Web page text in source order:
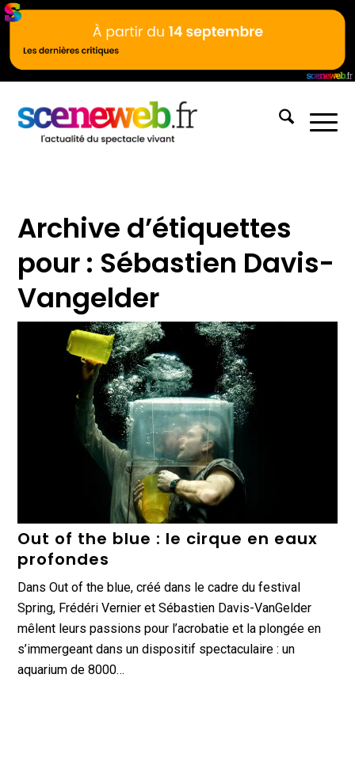
Archive d’étiquettes
pour : Sébastien Davis-
Vangelder
Out of the blue : le cirque en eaux
profondes
Dans Out of the blue, créé dans le cadre du festival
Spring, Frédéri Vernier et Sébastien Davis-VanGelder
mêlent leurs passions pour l’acrobatie et la plongée en
s’immergeant dans un dispositif spectaculaire : un
aquarium de 8000…